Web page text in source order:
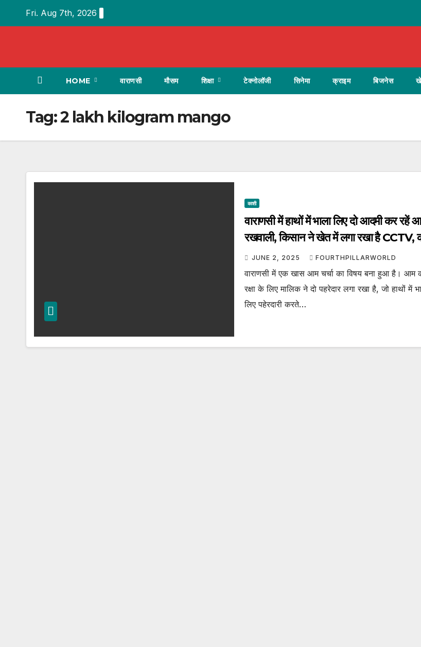
Fri. Aug 7th, 2026
HOME वाराणसी मौसम शिक्षा टेक्नोलॉजी सिनेमा क्राइम बिजनेस
Tag:2 lakh kilogram mango
काशी
वाराणसी में हाथों में भाला लिए दो आदमी कर रहें
रखवाली, किसान ने खेत में लगा रखा है CCTV,
जानकर आप हो जाएंगे हैरान
JUNE 2, 2025 FOURTHPILLARWORLD
वाराणसी में एक खास आम चर्चा का विषय बना हुआ है। आम
रक्षा के लिए मालिक ने दो पहरेदार लगा रखा है, जो हाथों में
लिए पहेरदारी करते…